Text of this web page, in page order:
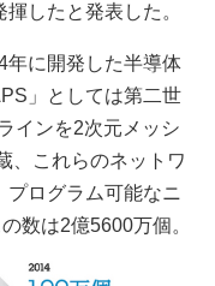
したと発表した。
に開発した半導体
」としては第二世
インを2次元メッシ
、これらのネットワ
プログラム可能なニ
数は2億5600万個。